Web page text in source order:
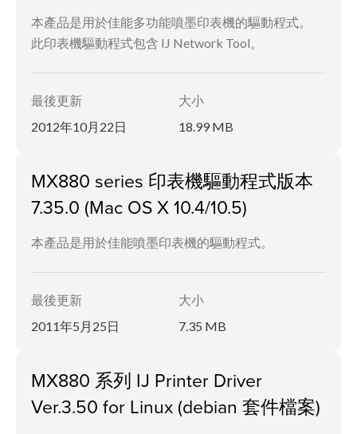
本產品是用於佳能多功能噴墨印表機的驅動程式。
此印表機驅動程式包含 IJ Network Tool。
最後更新
2012年10月22日
大小
18.99 MB
MX880 series 印表機驅動程式版本
7.35.0 (Mac OS X 10.4/10.5)
本產品是用於佳能噴墨印表機的驅動程式。
最後更新
2011年5月25日
大小
7.35 MB
MX880 系列 IJ Printer Driver
Ver.3.50 for Linux (debian 套件檔案)